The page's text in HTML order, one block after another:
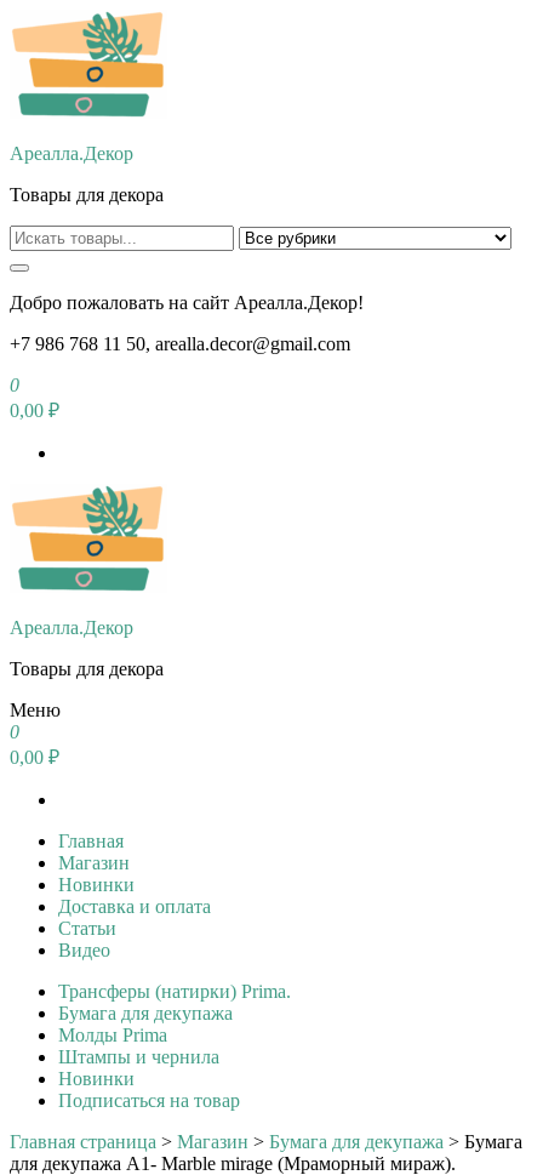
Перейти
к
содержимому
Ареалла.Декор
Товары для декора
Добро пожаловать на сайт Ареалла.Декор!
+7 986 768 11 50, arealla.decor@gmail.com
0
0,00 ₽
Ареалла.Декор
Товары для декора
Меню
0
0,00 ₽
Главная
Магазин
Новинки
Доставка и оплата
Статьи
Видео
Трансферы (натирки) Prima.
Бумага для декупажа
Молды Prima
Штампы и чернила
Новинки
Подписаться на товар
Главная страница > Магазин > Бумага для декупажа > Бумага
для декупажа А1- Marble mirage (Мраморный мираж).